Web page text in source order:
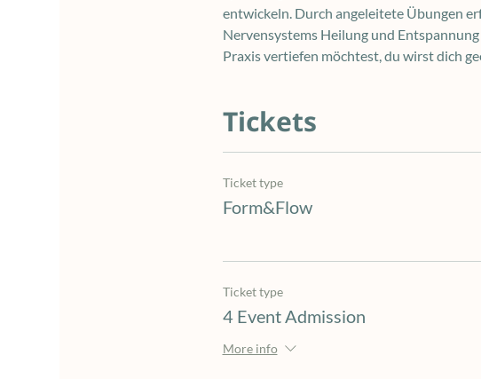
entwickeln. Durch angeleitete Übungen
Nervensystems Heilung und
Praxis vertiefen möchtest, du wirst dich
Tickets
Ticket type
Form&Flow
Ticket type
4 Event Admission
More info